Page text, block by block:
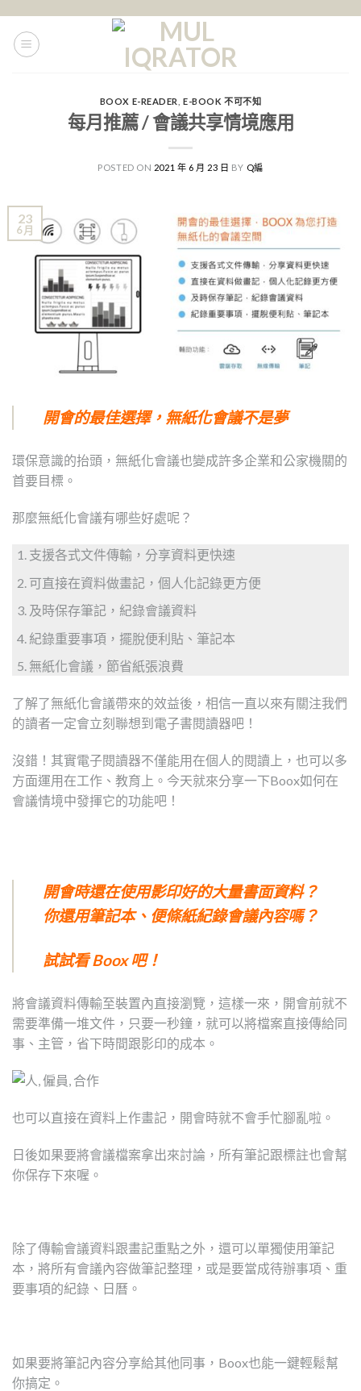
content
BOOX E-READER ,E-BOOK 不可不知
每月推薦 / 會議共享情境應用
POSTED ON 2021 年 6 月 23 日 BY Q編
23
6 月
開會的最佳選擇，無紙化會議不是夢
環保意識的抬頭，無紙化會議也變成許多企業和公家機關的
首要目標。
那麼無紙化會議有哪些好處呢？
支援各式文件傳輸，分享資料更快速
可直接在資料做畫記，個人化記錄更方便
及時保存筆記，紀錄會議資料
紀錄重要事項，擺脫便利貼、筆記本
無紙化會議，節省紙張浪費
了解了無紙化會議帶來的效益後，相信一直以來有關注我們
的讀者一定會立刻聯想到電子書閱讀器吧！
沒錯！其實電子閱讀器不僅能用在個人的閱讀上，也可以多
方面運用在工作、教育上。今天就來分享一下Boox如何在
會議情境中發揮它的功能吧！
開會時還在使用影印好的大量書面資料？
你還用筆記本、便條紙紀錄會議內容嗎？
試試看 Boox 吧！
將會議資料傳輸至裝置內直接瀏覽，這樣一來，開會前就不
需要準備一堆文件，只要一秒鐘，就可以將檔案直接傳給同
事、主管，省下時間跟影印的成本。
也可以直接在資料上作畫記，開會時就不會手忙腳亂啦。
日後如果要將會議檔案拿出來討論，所有筆記跟標註也會幫
你保存下來喔。
除了傳輸會議資料跟畫記重點之外，還可以單獨使用筆記
本，將所有會議內容做筆記整理，或是要當成待辦事項、重
要事項的紀錄、日曆。
如果要將筆記內容分享給其他同事，Boox也能一鍵輕鬆幫
你搞定。